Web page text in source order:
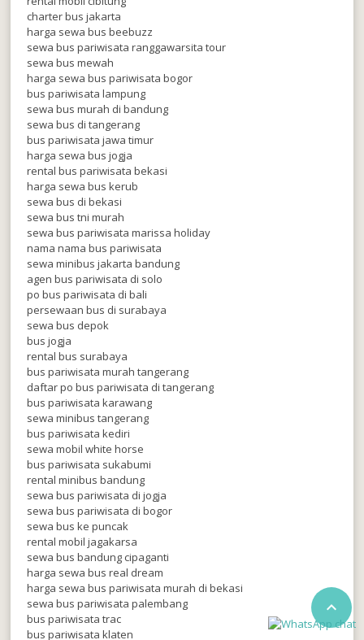
charter bus jakarta
harga sewa bus beebuzz
sewa bus pariwisata ranggawarsita tour
sewa bus mewah
harga sewa bus pariwisata bogor
bus pariwisata lampung
sewa bus murah di bandung
sewa bus di tangerang
bus pariwisata jawa timur
harga sewa bus jogja
rental bus pariwisata bekasi
harga sewa bus kerub
sewa bus di bekasi
sewa bus tni murah
sewa bus pariwisata marissa holiday
nama nama bus pariwisata
sewa minibus jakarta bandung
agen bus pariwisata di solo
po bus pariwisata di bali
persewaan bus di surabaya
sewa bus depok
bus jogja
rental bus surabaya
bus pariwisata murah tangerang
daftar po bus pariwisata di tangerang
bus pariwisata karawang
sewa minibus tangerang
bus pariwisata kediri
sewa mobil white horse
bus pariwisata sukabumi
rental minibus bandung
sewa bus pariwisata di jogja
sewa bus pariwisata di bogor
sewa bus ke puncak
rental mobil jagakarsa
sewa bus bandung cipaganti
harga sewa bus real dream
harga sewa bus pariwisata murah di bekasi
sewa bus pariwisata palembang
bus pariwisata trac
bus pariwisata klaten
